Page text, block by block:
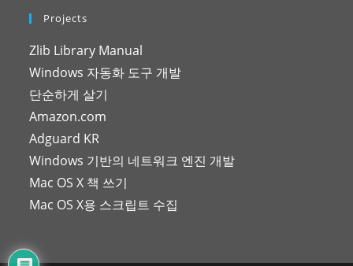
Projects
Zlib Library Manual
Windows 자동화 도구 개발
단순하게 살기
Amazon.com
Adguard KR
Windows 기반의 네트워크 엔진 개발
Mac OS X 책 쓰기
Mac OS X용 스크립트 수집